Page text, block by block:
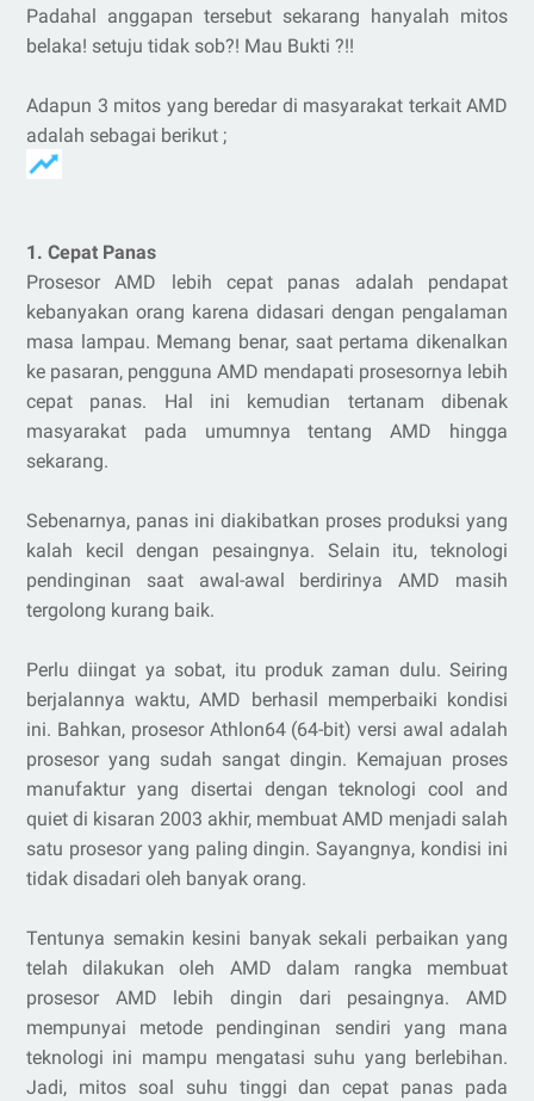
Padahal anggapan tersebut sekarang hanyalah mitos
belaka! setuju tidak sob?! Mau Bukti ?!!
Adapun 3 mitos yang beredar di masyarakat terkait AMD
adalah sebagai berikut ;
1. Cepat Panas
Prosesor AMD lebih cepat panas adalah pendapat
kebanyakan orang karena didasari dengan pengalaman
masa lampau. Memang benar, saat pertama dikenalkan
ke pasaran, pengguna AMD mendapati prosesornya lebih
cepat panas. Hal ini kemudian tertanam dibenak
masyarakat pada umumnya tentang AMD hingga
sekarang.
Sebenarnya, panas ini diakibatkan proses produksi yang
kalah kecil dengan pesaingnya. Selain itu, teknologi
pendinginan saat awal-awal berdirinya AMD masih
tergolong kurang baik.
Perlu diingat ya sobat, itu produk zaman dulu. Seiring
berjalannya waktu, AMD berhasil memperbaiki kondisi
ini. Bahkan, prosesor Athlon64 (64-bit) versi awal adalah
prosesor yang sudah sangat dingin. Kemajuan proses
manufaktur yang disertai dengan teknologi cool and
quiet di kisaran 2003 akhir, membuat AMD menjadi salah
satu prosesor yang paling dingin. Sayangnya, kondisi ini
tidak disadari oleh banyak orang.
Tentunya semakin kesini banyak sekali perbaikan yang
telah dilakukan oleh AMD dalam rangka membuat
prosesor AMD lebih dingin dari pesaingnya. AMD
mempunyai metode pendinginan sendiri yang mana
teknologi ini mampu mengatasi suhu yang berlebihan.
Jadi, mitos soal suhu tinggi dan cepat panas pada